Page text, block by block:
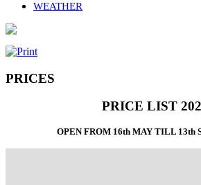
WEATHER
PRICES
PRICE LIST
OPEN FROM 16th MAY TILL 13th